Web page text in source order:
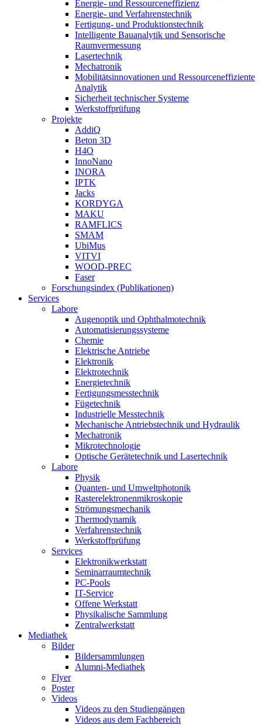
Energie- und Ressourceneffizienz
Energie- und Verfahrenstechnik
Fertigung- und Produktionstechnik
Intelligente Bauanalytik und Sensorische
Raumvermessung
Lasertechnik
Mechatronik
Mobilitätsinnovationen und Ressourceneffiziente
Analytik
Sicherheit technischer Systeme
Werkstoffprüfung
Projekte
AddiQ
Beton 3D
H4O
InnoNano
INORA
IPTK
Jacks
KORDYGA
MAKU
RAMFLICS
SMAM
UbiMus
VITVI
WOOD-PREC
Faser
Forschungsindex (Publikationen)
Services
Labore
Augenoptik und Ophthalmotechnik
Automatisierungssysteme
Chemie
Elektrische Antriebe
Elektronik
Elektrotechnik
Energietechnik
Fertigungsmesstechnik
Fügetechnik
Industrielle Messtechnik
Mechanische Antriebstechnik und Hydraulik
Mechatronik
Mikrotechnologie
Optische Gerätetechnik und Lasertechnik
Labore
Physik
Quanten- und Umweltphotonik
Rasterelektronenmikroskopie
Strömungsmechanik
Thermodynamik
Verfahrenstechnik
Werkstoffprüfung
Services
Elektronikwerkstatt
Seminarraumtechnik
PC-Pools
IT-Service
Offene Werkstatt
Physikalische Sammlung
Zentralwerkstatt
Mediathek
Bilder
Bildersammlungen
Alumni-Mediathek
Flyer
Poster
Videos
Videos zu den Studiengängen
Videos aus dem Fachbereich